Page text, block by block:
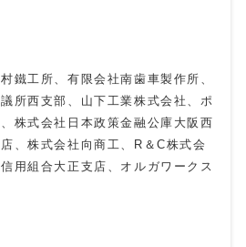
鐵工所、有限会社南歯車製作所、
所西支部、山下工業株式会社、ポ
株式会社日本政策金融公庫大阪西
、株式会社向商工、R＆C株式会
用組合大正支店、オルガワークス